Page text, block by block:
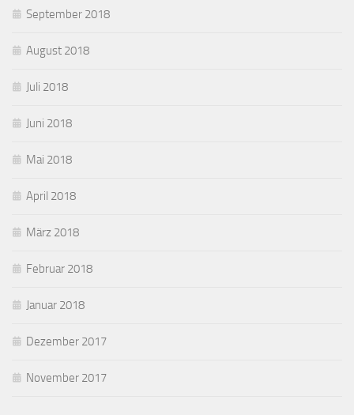
September 2018
August 2018
Juli 2018
Juni 2018
Mai 2018
April 2018
März 2018
Februar 2018
Januar 2018
Dezember 2017
November 2017